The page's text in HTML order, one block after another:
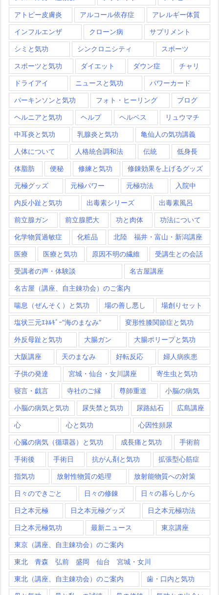
アトピー皮膚炎 アルコール依存症 アレルギー体質
インフルエンザ クローン病 サプリメント
シミと気功 シンクロニシティ スポーツ
スポーツと気功 ダイエット ダウン症 チャリ
ドライアイ ニュースと気功 パワーカード
パーキンソンと気功 フォト・ヒーリング ブログ
ヘルニアと気功 ヘルプ ヘルペス リュウマチ
中耳炎と気功 乳腺炎と気功 亀仙人の気功講義
人体について 人格統合調和法 伝統 低身長
体脂肪 便秘 修練と気功 修錬効果を上げるグッズ
元極グッズ 元極パワー 元極功法 入院中
内反小趾と気功 出毒素シリーズ 出毒素風呂
前立腺ガン 前立腺肥大 功と肉体 功法について
化学物質過敏症 化粧品 北陸 福井・富山・新潟講座
医療 医療と気功 原因不明の繊維 受講生との会話
受講者の声・体験談 名古屋講座
名古屋（講座、自主錬功会）のご案内
喘息（ぜんそく）と気功 場の善し悪し 場創りセット
塩状三元ｴﾈﾙｷﾞｰ”海のまなみ” 変形性膝関節症と気功
外反母趾と気功 大腸ガン 大腸ポリープと気功
大阪講座 天のまなみ 好転反応 婦人病疾患
子供の発達 宮城・仙台・女川講座 寄生虫と気功
寝言・戯言 寺社のご縁 尊師重道 小脳の病気
小脳の病気と気功 尿失禁と気功 尿路結石 広島講座
心 心と気功 心因性頻尿
心臓の病気（循環器）と気功 成長痛と気功 手術前
手術後 手術日 抗がん剤と気功 拡張型心筋症
指気功 放射性物質の処理 放射能物質への対策
日々のできごと 日々の修錬 日々の暮らしから
日之本元極 日之本元極グッズ 日之本元極功法
日之本元極気功 最新ニュース 東京講座
東京（講座、自主錬功会）のご案内
東北 青森 弘前 盛岡 仙台 宮城・女川
東北（講座、自主錬功会）のご案内 歯・口内と気功